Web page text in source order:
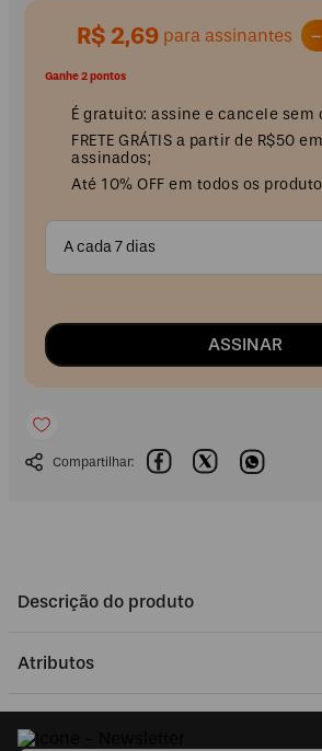
R$ 2,69 para assinantes
Ganhe 2 pontos
É gratuito: assine e cancele sem
FRETE GRÁTIS a partir de R$50
assinados;
Até 10% OFF em todos os
A cada 7 dias
ASSINAR
Descrição do produto
Atributos